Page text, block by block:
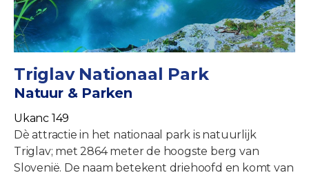
Triglav Nationaal Park
Natuur & Parken
Ukanc 149
Dè attractie in het nationaal park is natuurlijk
Triglav; met 2864 meter de hoogste berg van
Slovenië. De naam betekent driehoofd en komt van